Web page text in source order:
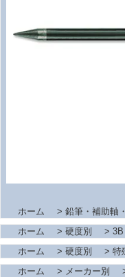
ホーム > 鉛筆・補助軸
ホーム
> 硬度別 > 3B
ホーム
> 硬度別 > 特
ホーム
> メーカー別